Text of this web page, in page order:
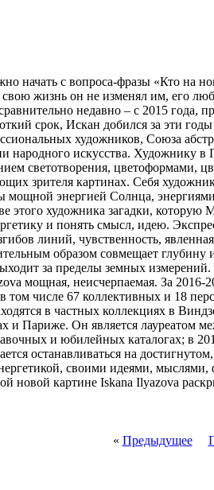
начать с вопроса-фразы «Кто
жизнь он не изменял им, его
недавно – с 2015 года,
срок, Искан добился за эти
художников, Союза
народного искусства. Художнику
светотворения, цветоформами,
зрителя картинах. Себя
мощной энергией Солнца,
этого художника загадки,
и понять смысл, идею.
линий, чувственность,
образом совмещает
за пределы земных измерений.
мощная, неисчерпаемая. За
числе 67 коллективных и 18
в частных коллекциях в
и Париже. Он является лауреатом
и юбилейных каталогах; в
останавливаться на
своими идеями,
новой картине Iskanа Ilyazovа
« Предыдущее